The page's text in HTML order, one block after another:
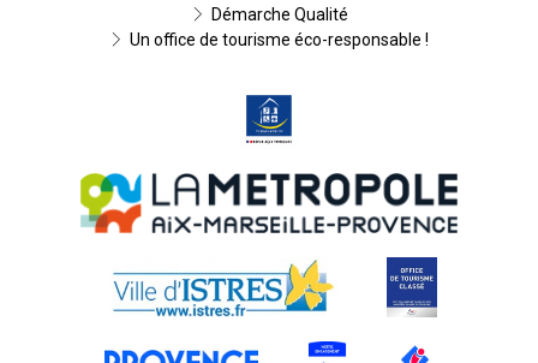
Démarche Qualité
Un office de tourisme éco-responsable !